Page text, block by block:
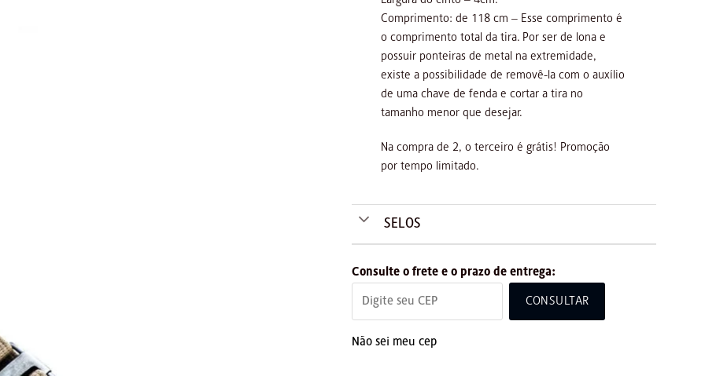
Comprimento: de 118 cm – Esse comprimento é
o comprimento total da tira. Por ser de lona e
possuir ponteiras de metal na extremidade,
existe a possibilidade de removê-la com o auxílio
de uma chave de fenda e cortar a tira no
tamanho menor que desejar.
Na compra de 2, o terceiro é grátis! Promoção
por tempo limitado.
SELOS
Consulte o frete e o prazo de entrega:
CONSULTAR
Não sei meu cep